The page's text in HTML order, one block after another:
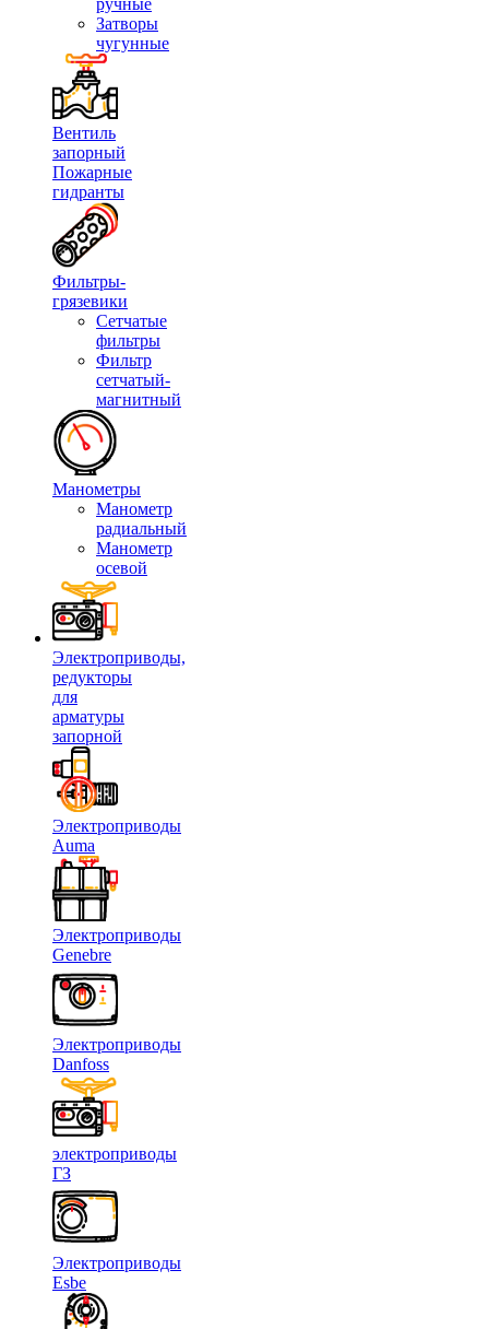
ручные
Затворы
чугунные
Вентиль
запорный
Пожарные
гидранты
Фильтры-
грязевики
Сетчатые
фильтры
Фильтр
сетчатый-
магнитный
Манометры
Манометр
радиальный
Манометр
осевой
Электроприводы,
редукторы
для
арматуры
запорной
Электроприводы
Auma
Электроприводы
Genebre
Электроприводы
Danfoss
электроприводы
ГЗ
Электроприводы
Esbe